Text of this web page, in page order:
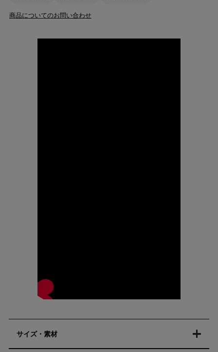
商品についてのお問い合わせ
サイズ・素材